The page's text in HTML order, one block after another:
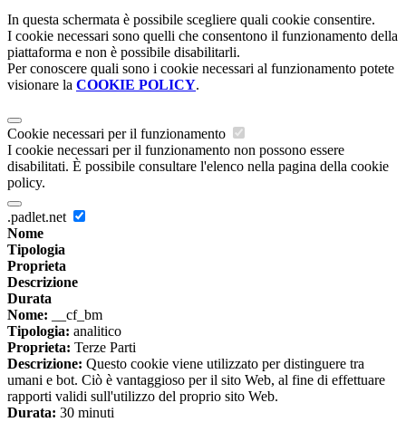
In questa schermata è possibile scegliere quali cookie consentire.
I cookie necessari sono quelli che consentono il funzionamento della
piattaforma e non è possibile disabilitarli.
Per conoscere quali sono i cookie necessari al funzionamento potete
visionare la COOKIE POLICY.
Cookie necessari per il funzionamento
I cookie necessari per il funzionamento non possono essere
disabilitati. È possibile consultare l'elenco nella pagina della cookie
policy.
.padlet.net
Nome
Tipologia
Proprieta
Descrizione
Durata
Nome: __cf_bm
Tipologia: analitico
Proprieta: Terze Parti
Descrizione: Questo cookie viene utilizzato per distinguere tra
umani e bot. Ciò è vantaggioso per il sito Web, al fine di effettuare
rapporti validi sull'utilizzo del proprio sito Web.
Durata: 30 minuti